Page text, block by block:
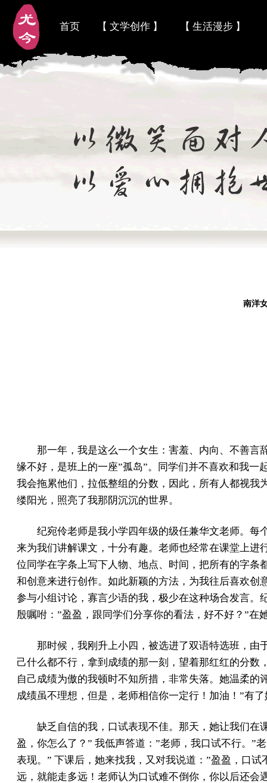
首页 【 文学创作 】 【 生活漫步 】
南洋
那一年，我是这么一个女生：害羞、内向、不善言
缘不好，是班上的一座”孤岛”。同学们并不喜欢和我
我会拖累他们，拉低整组的分数，因此，所有人都视
缕阳光，照亮了我那阴沉沉的世界。
纪宛伶老师是我小学四年级的级任兼华文老师。每
来为我们讲解课文，十分有趣。老师也经常在课堂上
位同学在字条上写下人物、地点、时间，把所有的字
和创意来进行创作。如此新颖的方法，为我往后喜欢
参与小组讨论，寡言少语的我，极少在这种场合发言
殷嘱咐：”盈盈，跟同学们分享你的看法，好不好？”
那时候，我刚升上小四，被选进了双语特选班，由
己什么都不行，拿到成绩的那一刻，望着那红红的分
自己成绩为傲的我顿时不知所措，非常失落。她温柔
成绩虽不理想，但是，老师相信你一定行！加油！”有
缺乏自信的我，口试表现不佳。那天，她让我们在
盈，你怎么了？” 我低声答道：”老师，我口试不行。”
表现。” 下课后，她来找我，又对我说道：”盈盈，口
远，就能走多远！老师认为口试难不倒你，你以后还